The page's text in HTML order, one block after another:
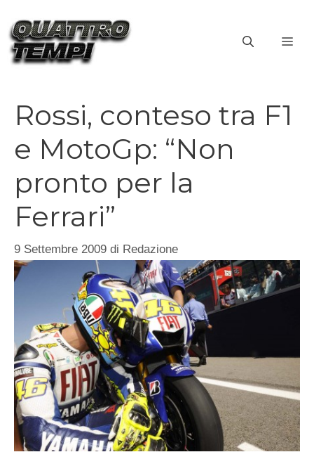
contenuto
Rossi, conteso tra F1
e MotoGp: “Non
pronto per la
Ferrari”
9 Settembre 2009 di Redazione